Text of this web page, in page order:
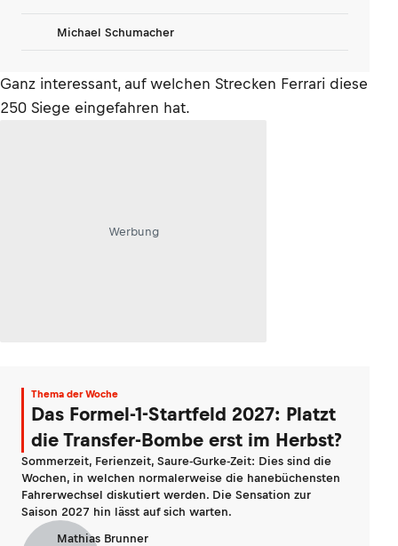
Michael Schumacher
Ganz interessant, auf welchen Strecken Ferrari diese
250 Siege eingefahren hat.
Werbung
Thema der Woche
Das Formel-1-Startfeld 2027: Platzt
die Transfer-Bombe erst im Herbst?
Sommerzeit, Ferienzeit, Saure-Gurke-Zeit: Dies sind die
Wochen, in welchen normalerweise die hanebüchensten
Fahrerwechsel diskutiert werden. Die Sensation zur
Saison 2027 hin lässt auf sich warten.
Mathias Brunner